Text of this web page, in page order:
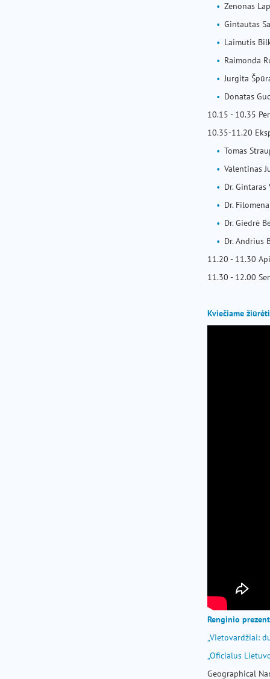
Zenonas
Gintautas
Laimutis
Raimonda
Jurgita
Donatas
10.15 - 10.35
10.35-11.20
Tomas
Valentinas
Dr.
Dr.
Dr. Giedrė
Dr. Andrius
11.20 - 11.30
11.30 - 12.00
Kviečiame
Renginio
„Vietovardžiai:
„Oficialus
Geographical